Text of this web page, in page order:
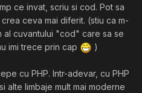
ce invat, scriu si cod. Pot sa
ceva mai diferit. (stiu ca m-
al cuvantului "cod" care sa se
imi trece prin cap
)
cu PHP. Intr-adevar, cu PHP
alte limbaje mult mai moderne